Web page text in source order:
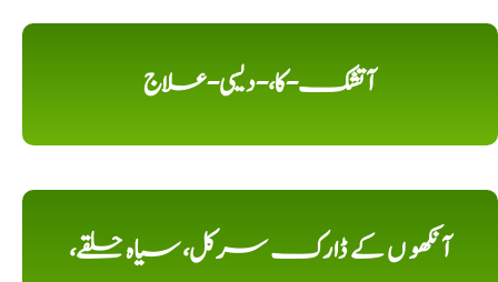
آتشک-کا،-دیسی-علاج
آنکھو ں کے ڈارک سرکل، سیاہ حلقے،